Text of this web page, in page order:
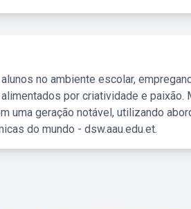
no ambiente escolar,
por criatividade e paixão.
uma geração notável, utilizando
do mundo - dsw.aau.edu.et.